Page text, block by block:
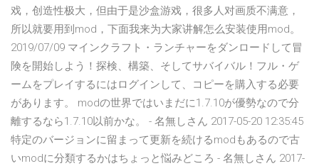
戏，创造性极大，但由于是沙盒游戏，很多人对画质不满意，
所以就要用到mod，下面我来为大家讲解怎么安装使用mod。
2019/07/09 マインクラフト・ランチャーをダンロードして冒
険を開始しよう！探検、構築、そしてサバイバル！フル・ゲ
ームをプレイするにはログインして、コピーを購入する必要
があります。 modの世界ではいまだに1.7.10が優勢なので分
離するなら1.7.10以前かな。 - 名無しさん 2017-05-20 12:35:45
特定のバージョンに留まって更新を続けるmodもあるので古
いmodに分類するかはちょっと悩みどころ - 名無しさん 2017-